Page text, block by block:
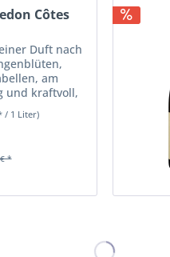
Côtes
Duft nach
am
und kraftvoll,
und herrlicher
/ 1 Liter)
*